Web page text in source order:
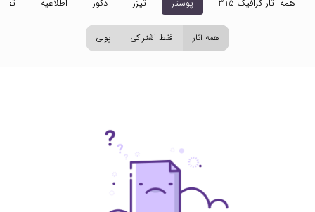
همه آثار گرافیک 315 پوستر تیزر دکور اطلاعیه
همه آثار فقط اشتراکی پولی